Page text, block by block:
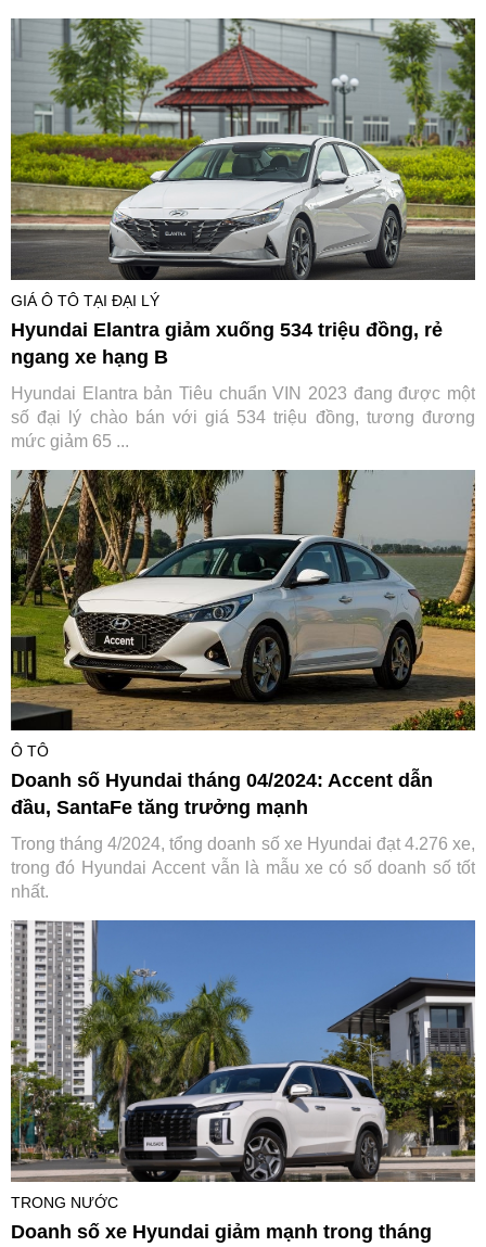
GIÁ Ô TÔ TẠI ĐẠI LÝ
Hyundai Elantra giảm xuống 534 triệu đồng, rẻ
ngang xe hạng B
Hyundai Elantra bản Tiêu chuẩn VIN 2023 đang được một
số đại lý chào bán với giá 534 triệu đồng, tương đương
mức giảm 65 ...
Ô TÔ
Doanh số Hyundai tháng 04/2024: Accent dẫn
đầu, SantaFe tăng trưởng mạnh
Trong tháng 4/2024, tổng doanh số xe Hyundai đạt 4.276 xe,
trong đó Hyundai Accent vẫn là mẫu xe có số doanh số tốt
nhất.
TRONG NƯỚC
Doanh số xe Hyundai giảm mạnh trong tháng